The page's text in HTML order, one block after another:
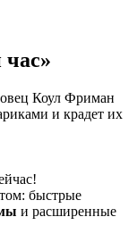
Коул Фриман
и крадет их
быстрые
и расширенные